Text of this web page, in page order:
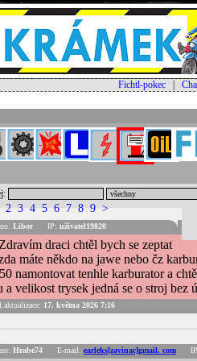
Fichtl-pokec
2 3 4 5 6 7 8 9 >
Libor IP: uživatel19820
Zdravím draci chtěl bych se zeptat
máte někdo na jawe nebo čz
namontovat tenhle karburator a
a velikost trysek jedná se o stroj bez
17. května 2026 7:16
Hrabe74 E-mail: earleks[zavinac]gmail. com